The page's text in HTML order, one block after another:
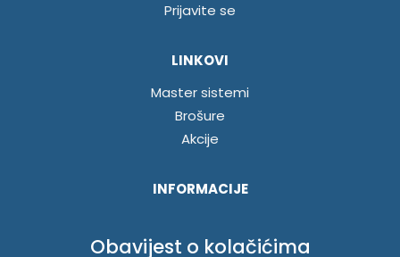
Prijavite se
LINKOVI
Master sistemi
Brošure
Akcije
INFORMACIJE
Uslovi korištenja
Obavijest o kolačićima